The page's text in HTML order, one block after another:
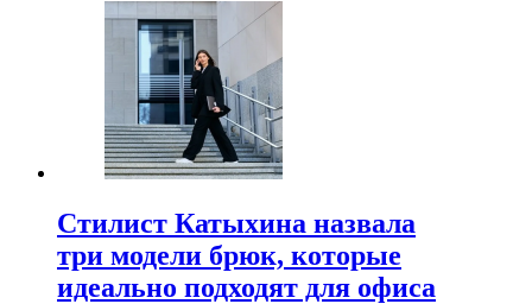
Стилист Катыхина назвала
три модели брюк, которые
идеально подходят для офиса